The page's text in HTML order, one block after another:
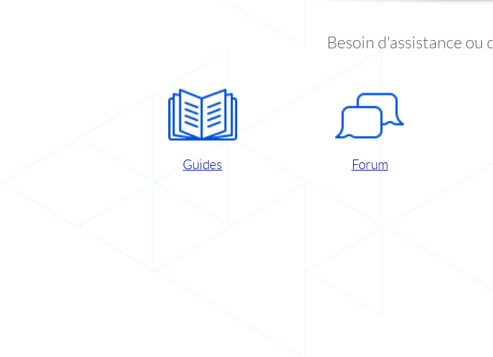
Besoin d'assistance ou
Guides Forum